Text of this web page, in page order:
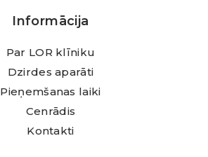
Informācija
Par LOR klīniku
Dzirdes aparāti
Pieņemšanas laiki
Cenrādis
Kontakti